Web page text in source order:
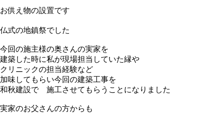
お供え物の設置です
仏式の地鎮祭でした
今回の施主様の奥さんの実家を
建築した時に私が現場担当していた縁や
クリニックの担当経験など
加味してもらい今回の建築工事を
和秋建設で 施工させてもらうことになりました
実家のお父さんの方からも